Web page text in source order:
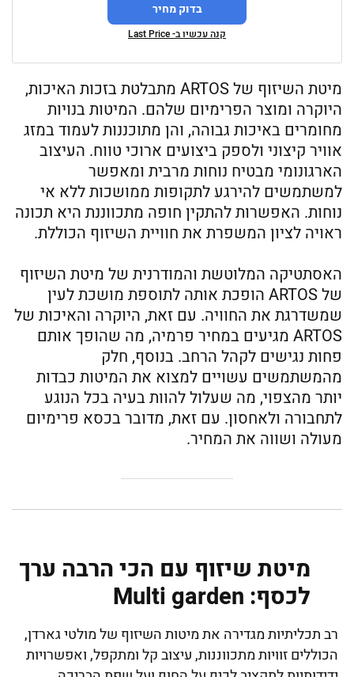
בדוק מחיר
קנה עכשיו ב- Last Price
מיטת השיזוף של ARTOS מתבלטת בזכות האיכות,
היוקרה ומוצר הפרימיום שלהם. המיטות בנויות
מחומרים באיכות גבוהה, והן מתוכננות לעמוד במזג
אוויר קיצוני ולספק ביצועים ארוכי טווח. העיצוב
הארגונומי מבטיח נוחות מרבית ומאפשר
למשתמשים להירגע לתקופות ממושכות ללא אי
נוחות. האפשרות להתקין חופה מתכווננת היא תכונה
ראויה לציון המשפרת את חוויית השיזוף הכוללת.
האסתטיקה המלוטשת והמודרנית של מיטת השיזוף
של ARTOS הופכת אותה לתוספת מושכת לעין
שמשדרגת את החוויה. עם זאת, היוקרה והאיכות של
ARTOS מגיעים במחיר פרמיה, מה שהופך אותם
פחות נגישים לקהל הרחב. בנוסף, חלק
מהמשתמשים עשויים למצוא את המיטות כבדות
יותר מהצפוי, מה שעלול להוות בעיה בכל הנוגע
לתחבורה ולאחסון. עם זאת, מדובר בכסא פרימיום
מעולה ושווה את המחיר.
מיטת שיזוף עם הכי הרבה ערך
לכסף: Multi garden
רב תכליתיות מגדירה את מיטות השיזוף של מולטי גארדן,
הכוללים זוויות מתכווננות, עיצוב קל ומתקפל, ואפשרויות